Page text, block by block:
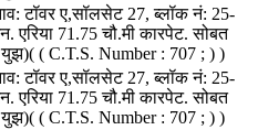
टॉवर ए,सॉलसेट 27, ब्लॉक नं: 25-
एरिया 71.75 चौ.मी कारपेट. सोबत
युझ)( ( C.T.S. Number : 707 ; ) )
टॉवर ए,सॉलसेट 27, ब्लॉक नं: 25-
एरिया 71.75 चौ.मी कारपेट. सोबत
युझ)( ( C.T.S. Number : 707 ; ) )